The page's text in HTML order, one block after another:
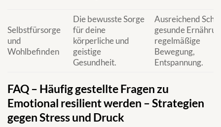
Selbstfürsorge
und
Wohlbefinden
Die bewusste Sorge
für deine
körperliche und
geistige
Gesundheit.
Ausreichend
gesunde
regelmäßige
Bewegung,
Entspannung.
FAQ – Häufig gestellte Fragen zu
Emotional resilient werden – Strategien
gegen Stress und Druck